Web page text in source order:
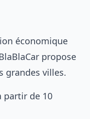
économique
propose
grandes villes.
partir de 10